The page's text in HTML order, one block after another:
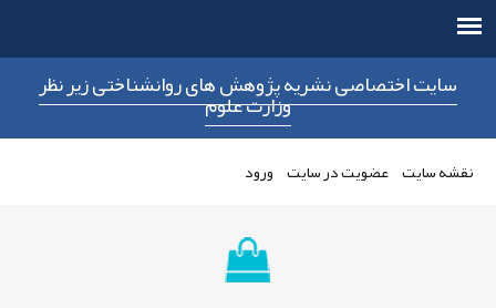
سایت اختصاصی نشریه پژوهش های روانشناختی زیر نظر
وزارت علوم
نقشه سایت عضویت در سایت ورود